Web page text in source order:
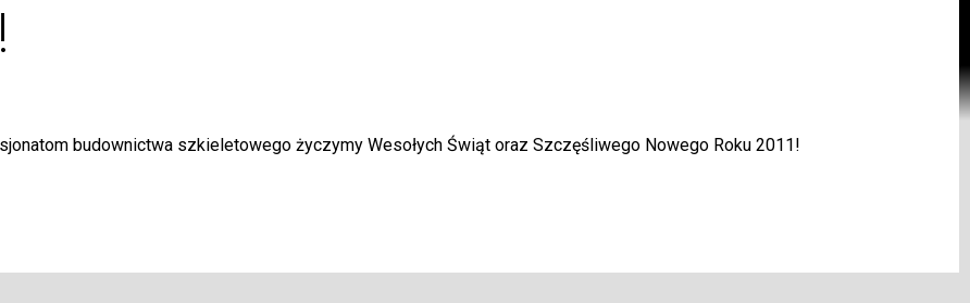
budownictwa szkieletowego życzymy Wesołych Świąt oraz Szczęśliwego Nowego Roku 2011!